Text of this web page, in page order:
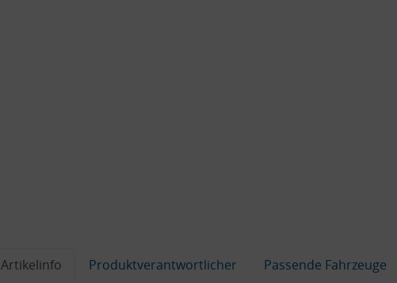
Artikelinfo Produktverantwortlicher Passende Fahrzeuge